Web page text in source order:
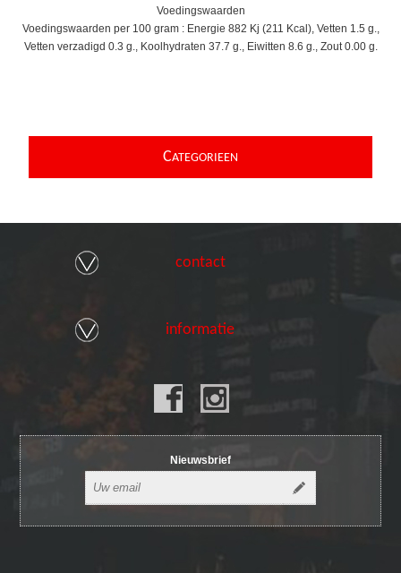
Voedingswaarden
Voedingswaarden per 100 gram : Energie 882 Kj (211 Kcal), Vetten 1.5 g.,
Vetten verzadigd 0.3 g., Koolhydraten 37.7 g., Eiwitten 8.6 g., Zout 0.00 g.
CATEGORIEEN
contact
informatie
Nieuwsbrief